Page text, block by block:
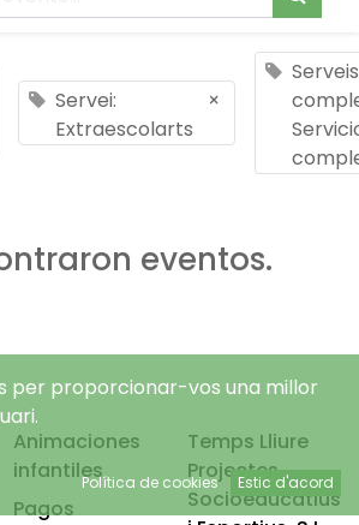
Servei:
Extraescolarts
×
Serveis
eventos.
Animaciones
infantiles
Pagos
Temps Lliure
Projectes
Socioeducatius
per proporcionar-vos una millor
Política de cookies Estic d'acord